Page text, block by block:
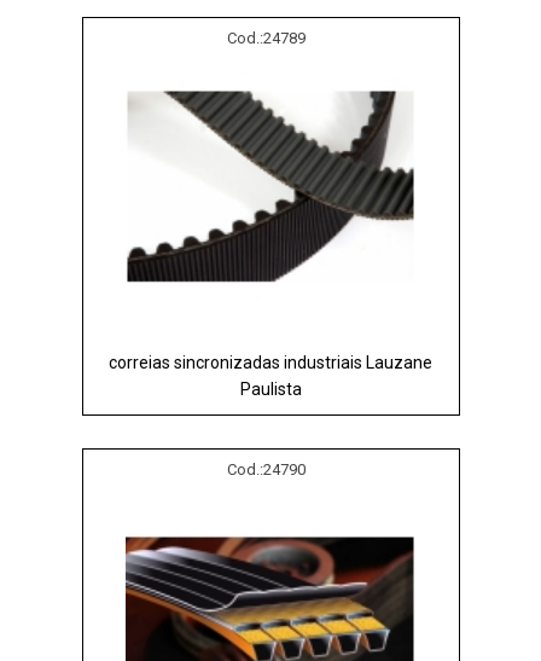
Cod.:24789
correias sincronizadas industriais Lauzane
Paulista
Cod.:24790